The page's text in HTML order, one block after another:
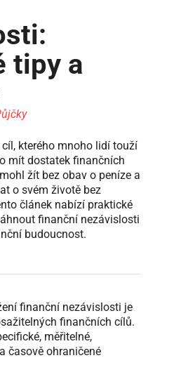
tipy a
kterého mnoho lidí touží
mít dostatek finančních
žít bez obav o peníze a
o svém životě bez
článek nabízí praktické
finanční nezávislosti
budoucnost.
finanční nezávislosti je
finančních cílů.
měřitelné,
časově ohraničené